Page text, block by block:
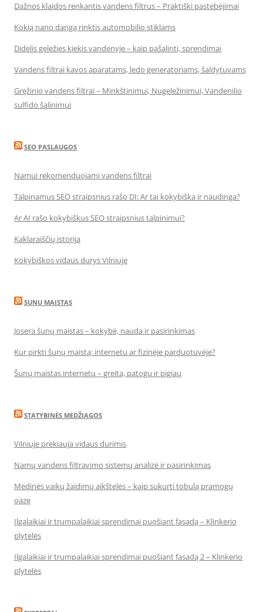
Dažnos klaidos renkantis vandens filtrus – Praktiški pastebėjimai
Kokią nano dangą rinktis automobilio stiklams
Didelis geležies kiekis vandenyje – kaip pašalinti, sprendimai
Vandens filtrai kavos aparatams, ledo generatoriams, šaldytuvams
Gręžinio vandens filtrai – Minkštinimui, Nugeležinimui, Vandenilio
sulfido šalinimui
SEO PASLAUGOS
Namui rekomenduojami vandens filtrai
Talpinamus SEO straipsnius rašo DI: Ar tai kokybiška ir naudinga?
Ar AI rašo kokybiškus SEO straipsnius talpinimui?
Kaklaraiščių istorija
Kokybiškos vidaus durys Vilniuje
SUNU MAISTAS
Josera šunų maistas – kokybė, nauda ir pasirinkimas
Kur pirkti šunų maistą: internetu ar fizinėje parduotuvėje?
Šunų maistas internetu – greita, patogu ir pigiau
STATYBINĖS MEDŽIAGOS
Vilniuje prekiauja vidaus durimis
Namų vandens filtravimo sistemų analizė ir pasirinkimas
Medinės vaikų žaidimų aikštelės – kaip sukurti tobulą pramogų
oazę
Ilgalaikiai ir trumpalaikiai sprendimai puošiant fasadą – Klinkerio
plytelės
Ilgalaikiai ir trumpalaikiai sprendimai puošiant fasadą 2 – Klinkerio
plytelės